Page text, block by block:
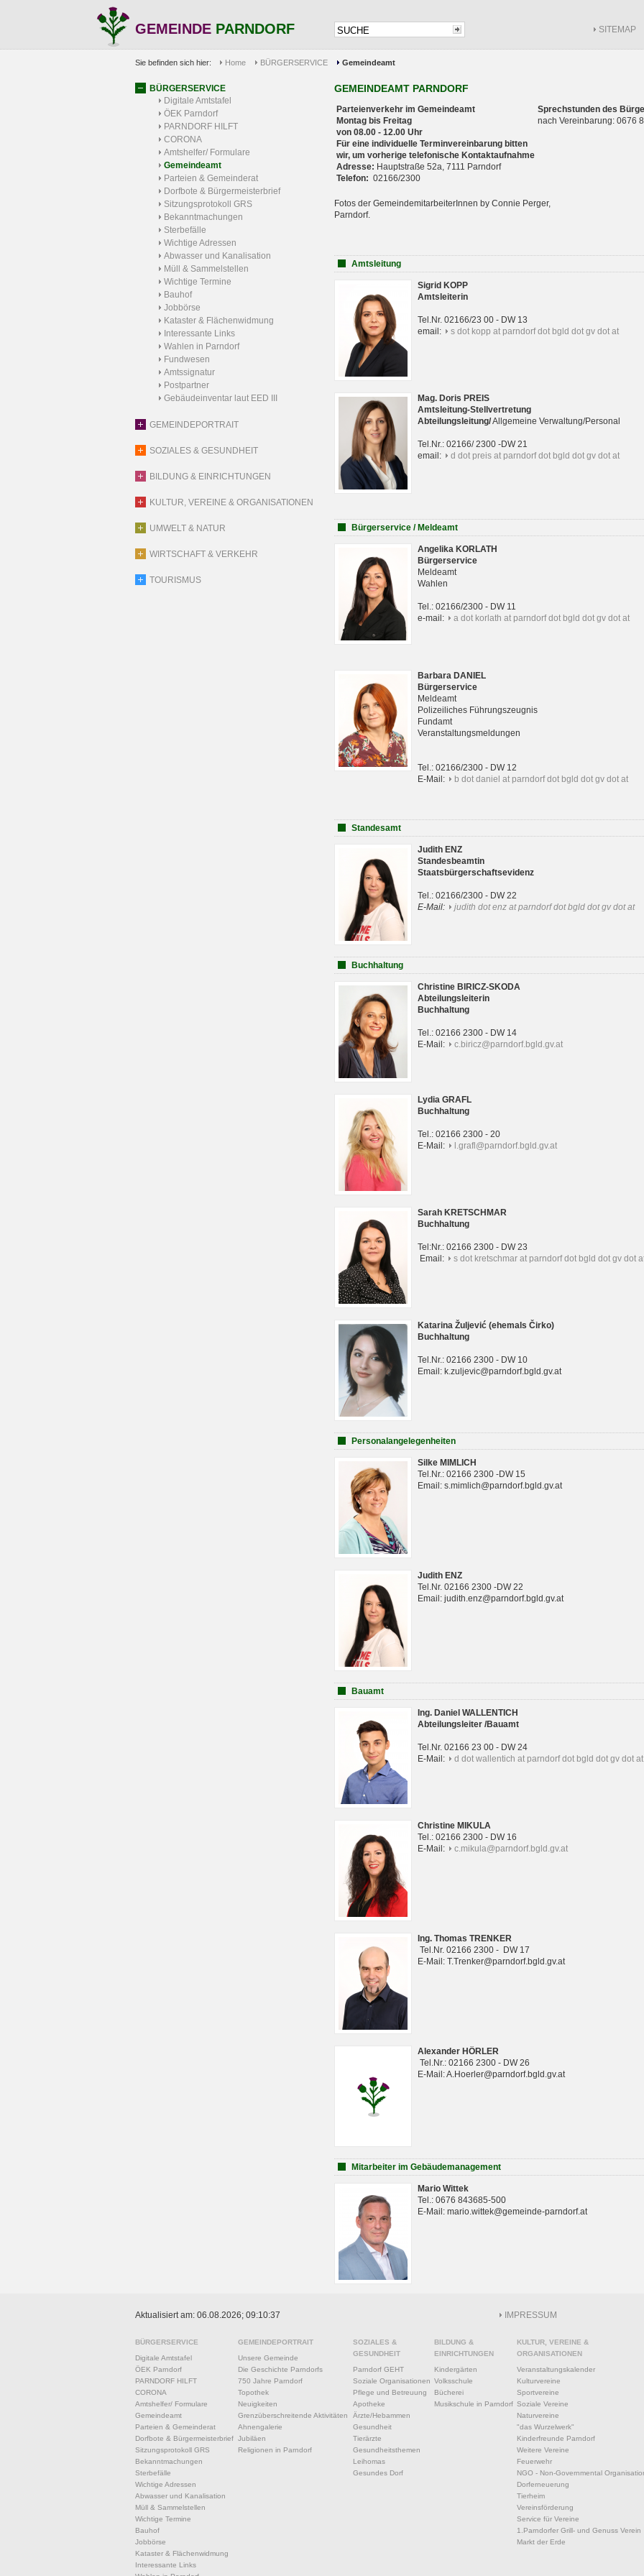
GEMEINDE PARNDORF SITEMAP
Sie befinden sich hier: Home BÜRGERSERVICE Gemeindeamt
BÜRGERSERVICE
Digitale Amtstafel
ÖEK Parndorf
PARNDORF HILFT
CORONA
Amtshelfer/ Formulare
Gemeindeamt
Parteien & Gemeinderat
Dorfbote & Bürgermeisterbrief
Sitzungsprotokoll GRS
Bekanntmachungen
Sterbefälle
Wichtige Adressen
Abwasser und Kanalisation
Müll & Sammelstellen
Wichtige Termine
Bauhof
Jobbörse
Kataster & Flächenwidmung
Interessante Links
Wahlen in Parndorf
Fundwesen
Amtssignatur
Postpartner
Gebäudeinventar laut EED III
GEMEINDEPORTRAIT
SOZIALES & GESUNDHEIT
BILDUNG & EINRICHTUNGEN
KULTUR, VEREINE & ORGANISATIONEN
UMWELT & NATUR
WIRTSCHAFT & VERKEHR
TOURISMUS
GEMEINDEAMT PARNDORF
Parteienverkehr im Gemeindeamt
Montag bis Freitag
von 08.00 - 12.00 Uhr
Für eine individuelle Terminvereinbarung bitten
wir, um vorherige telefonische Kontaktaufnahme
Adresse: Hauptstraße 52a, 7111 Parndorf
Telefon: 02166/2300
Sprechstunden des
nach Vereinbarung: 0676
Fotos der GemeindemitarbeiterInnen by Connie Perger,
Parndorf.
Amtsleitung
Sigrid KOPP
Amtsleiterin
Tel.Nr. 02166/23 00 - DW 13
email:
s dot kopp at parndorf dot bgld dot gv dot at
Mag. Doris PREIS
Amtsleitung-Stellvertretung
Abteilungsleitung/Allgemeine Verwaltung/Personal
Tel.Nr.: 02166/ 2300 -DW 21
email:
d dot preis at parndorf dot bgld dot gv dot at
Bürgerservice / Meldeamt
Angelika KORLATH
Bürgerservice
Meldeamt
Wahlen
Tel.: 02166/2300 - DW 11
e-mail:
a dot korlath at parndorf dot bgld dot gv dot at
Barbara DANIEL
Bürgerservice
Meldeamt
Polizeiliches Führungszeugnis
Fundamt
Veranstaltungsmeldungen
Tel.: 02166/2300 - DW 12
E-Mail:
b dot daniel at parndorf dot bgld dot gv dot at
Standesamt
Judith ENZ
Standesbeamtin
Staatsbürgerschaftsevidenz
Tel.: 02166/2300 - DW 22
E-Mail:
judith dot enz at parndorf dot bgld dot gv dot at
Buchhaltung
Christine BIRICZ-SKODA
Abteilungsleiterin
Buchhaltung
Tel.: 02166 2300 - DW 14
E-Mail:
c.biricz@parndorf.bgld.gv.at
Lydia GRAFL
Buchhaltung
Tel.: 02166 2300 - 20
E-Mail:
l.grafl@parndorf.bgld.gv.at
Sarah KRETSCHMAR
Buchhaltung
Tel:Nr.: 02166 2300 - DW 23
Email:
s dot kretschmar at parndorf dot bgld dot gv dot
Katarina Žuljević (ehemals Čirko)
Buchhaltung
Tel.Nr.: 02166 2300 - DW 10
Email: k.zuljevic@parndorf.bgld.gv.at
Personalangelegenheiten
Silke MIMLICH
Tel.Nr.: 02166 2300 -DW 15
Email: s.mimlich@parndorf.bgld.gv.at
Judith ENZ
Tel.Nr. 02166 2300 -DW 22
Email: judith.enz@parndorf.bgld.gv.at
Bauamt
Ing. Daniel WALLENTICH
Abteilungsleiter /Bauamt
Tel.Nr. 02166 23 00 - DW 24
E-Mail:
d dot wallentich at parndorf dot bgld dot gv dot at
Christine MIKULA
Tel.: 02166 2300 - DW 16
E-Mail:
c.mikula@parndorf.bgld.gv.at
Ing. Thomas TRENKER
Tel.Nr. 02166 2300 - DW 17
E-Mail: T.Trenker@parndorf.bgld.gv.at
Alexander HÖRLER
Tel.Nr.: 02166 2300 - DW 26
E-Mail: A.Hoerler@parndorf.bgld.gv.at
Mitarbeiter im Gebäudemanagement
Mario Wittek
Tel.: 0676 843685-500
E-Mail: mario.wittek@gemeinde-parndorf.at
Aktualisiert am: 06.08.2026; 09:10:37 IMPRESSUM
BÜRGERSERVICE
Digitale Amtstafel
ÖEK Parndorf
PARNDORF HILFT
CORONA
Amtshelfer/ Formulare
Gemeindeamt
Parteien & Gemeinderat
Dorfbote & Bürgermeisterbrief
Sitzungsprotokoll GRS
Bekanntmachungen
Sterbefälle
Wichtige Adressen
Abwasser und Kanalisation
Müll & Sammelstellen
Wichtige Termine
Bauhof
Jobbörse
Kataster & Flächenwidmung
Interessante Links
GEMEINDEPORTRAIT
Unsere Gemeinde
Die Geschichte Parndorfs
750 Jahre Parndorf
Topothek
Neuigkeiten
Grenzüberschreitende Aktivitäten
Ahnengalerie
Jubiläen
Religionen in Parndorf
SOZIALES &
GESUNDHEIT
Parndorf GEHT
Soziale Organisationen
Pflege und Betreuung
Apotheke
Ärzte/Hebammen
Gesundheit
Tierärzte
Gesundheitsthemen
Leihomas
Gesundes Dorf
BILDUNG &
EINRICHTUNGEN
Kindergärten
Volksschule
Bücherei
Musikschule in Parndorf
KULTUR, VEREINE &
ORGANISATIONEN
Veranstaltungskalender
Kulturvereine
Sportvereine
Soziale Vereine
Naturvereine
"das Wurzelwerk"
Kinderfreunde Parndorf
Weitere Vereine
Feuerwehr
NGO - Non-Governmental
Dorferneuerung
Tierheim
Vereinsförderung
Service für Vereine
1.Parndorfer Grill- und Genuss Verein
Markt der Erde